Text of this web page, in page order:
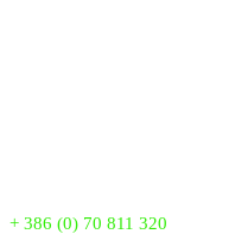
+ 386 (0) 70 811 320